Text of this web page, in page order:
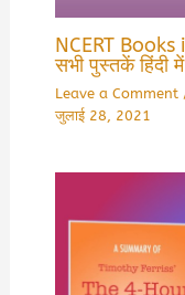
NCERT
सभी पुस्तकें हिंदी में
Leave a Comment
जुलाई 28, 2021